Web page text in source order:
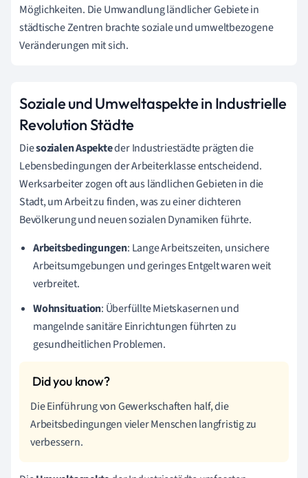
Möglichkeiten. Die Umwandlung ländlicher Gebiete in
städtische Zentren brachte soziale und umweltbezogene
Veränderungen mit sich.
Soziale und Umweltaspekte in Industrielle
Revolution Städte
Diesozialen Aspekteder Industriestädte prägten die
Lebensbedingungen der Arbeiterklasse entscheidend.
Werksarbeiter zogen oft aus ländlichen Gebieten in die
Stadt, um Arbeit zu finden, was zu einer dichteren
Bevölkerung und neuen sozialen Dynamiken führte.
Arbeitsbedingungen: Lange Arbeitszeiten, unsichere
Arbeitsumgebungen und geringes Entgelt waren weit
verbreitet.
Wohnsituation: Überfüllte Mietskasernen und
mangelnde sanitäre Einrichtungen führten zu
gesundheitlichen Problemen.
Die Einführung von Gewerkschaften half, die
Arbeitsbedingungen vieler Menschen langfristig zu
verbessern.